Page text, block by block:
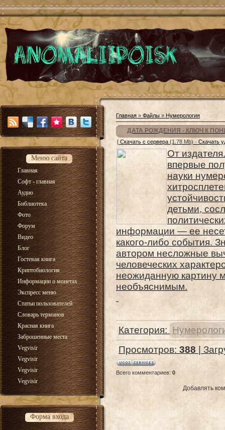
Меню сайта
Главная
Софт - главная
Аудио
Библиотека
Фото
Форум
Видео
Блог
Гостевая книга
Криптобиология
Информации о монетах
Экспресс меню
Статьи пользователей
Словарь терминов
Красная книга
Заброшенные места
Vegvisir
Vegvisir
Vegvisir
Vegvisir
Форма входа
Главная » Файлы » Нумерология
ДАТА РОЖДЕНИЯ - КЛЮЧ К
[ Скачать с сервера (1.78 Mb) · Скачать
От
впервые
науки
детьми,
информации — ее
какого‑либо события.
автором несложные
человеческих
неожиданную картину
необъяснимым.
Категория:
Просмотров: 388|
Всего комментариев: 0
Добавлять